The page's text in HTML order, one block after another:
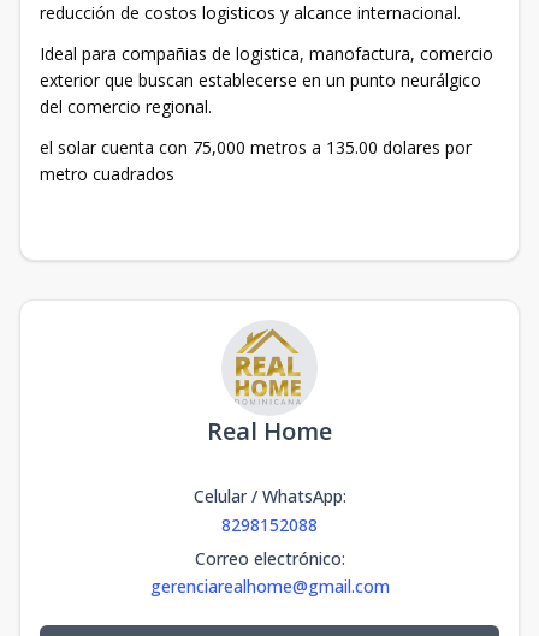
reducción de costos logisticos y alcance internacional.
Ideal para compañias de logistica, manofactura, comercio
exterior que buscan establecerse en un punto neurálgico
del comercio regional.
el solar cuenta con 75,000 metros a 135.00 dolares por
metro cuadrados
Real Home
Celular / WhatsApp:
8298152088
Correo electrónico:
gerenciarealhome@gmail.com